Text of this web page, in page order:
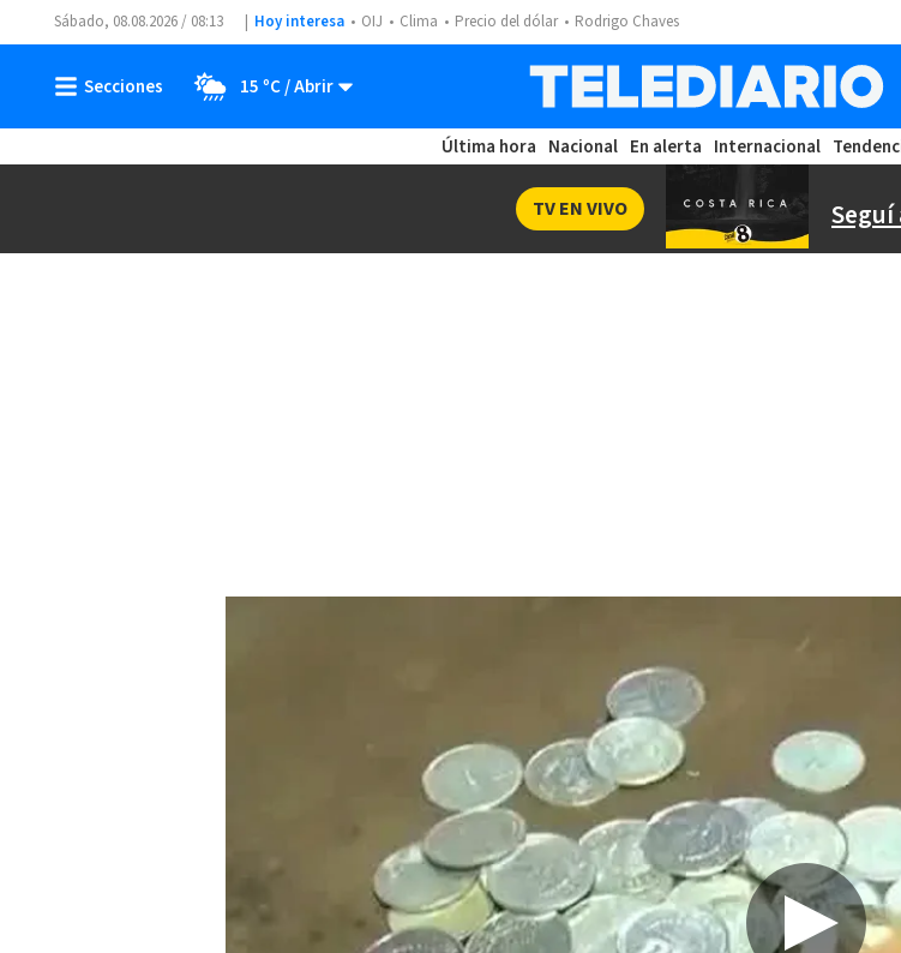
Sábado, 08.08.2026 / 08:13 Hoy interesa OIJ Clima Precio del dólar Rodrigo Chaves
15 ºC
Última hora Nacional En alerta Internacional
TV EN VIVO